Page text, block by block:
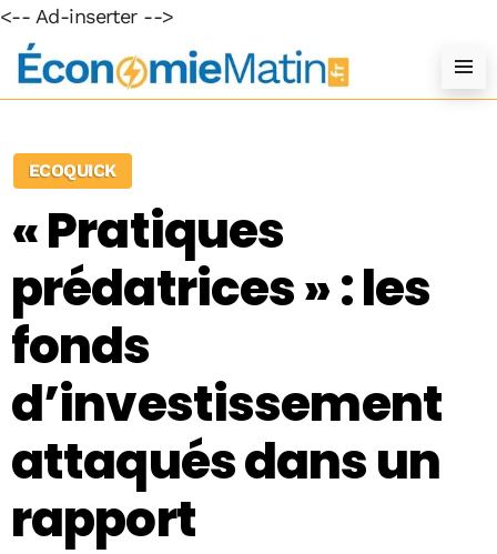
<-- Ad-inserter -->
ECOQUICK
« Pratiques
prédatrices » : les
fonds
d’investissement
attaqués dans un
rapport